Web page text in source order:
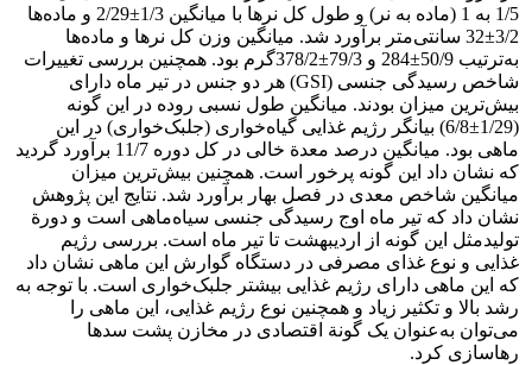
1/5 به 1 (ماده به نر) و طول کل نرها با میانگین 1/3±2/29 و ماده‌ها
3/2±32 سانتی‌متر برآورد شد. میانگین وزن کل نرها و ماده‌ها
به‌ترتیب 50/9±284 و 79/3±378/2گرم بود. همچنین بررسی تغییرات
شاخص رسیدگی جنسی (GSI) هر دو جنس در تیر ماه دارای
بیش‌ترین میزان بودند. میانگین طول نسبی روده در این گونه
(1/29±6/8) بیانگر رژیم غذایی گیاه‌خواری (جلبک‌خواری) در این
ماهی بود. میانگین درصد معدة خالی در کل دوره 11/7 برآورد گردید
که نشان داد این گونه پرخور است. همچنین بیش‌ترین میزان
میانگین شاخص معدی در فصل بهار برآورد شد. نتایج این پژوهش
نشان داد که تیر ماه اوج رسیدگی جنسی سیاه‌ماهی است و دورة
تولیدمثل این گونه از اردیبهشت تا تیر ماه است. بررسی رژیم
غذایی و نوع غذای مصرفی در دستگاه گوارش این ماهی نشان داد
که این ماهی دارای رژیم غذایی بیشتر جلبک‌خواری است. با توجه به
رشد بالا و تکثیر زیاد و همچنین نوع رژیم غذایی، این ماهی را
می‌توان به‌عنوان یک گونة اقتصادی در مخازن پشت سدها
رهاسازی کرد.